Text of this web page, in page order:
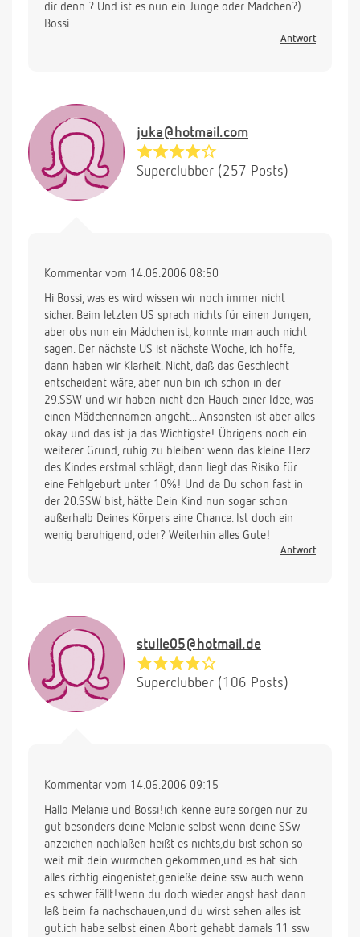
dir denn ? Und ist es nun ein Junge oder Mädchen?)
Bossi
Antwort
juka@hotmail.com
Superclubber (257 Posts)
Kommentar vom 14.06.2006 08:50
Hi Bossi, was es wird wissen wir noch immer nicht
sicher. Beim letzten US sprach nichts für einen Jungen,
aber obs nun ein Mädchen ist, konnte man auch nicht
sagen. Der nächste US ist nächste Woche, ich hoffe,
dann haben wir Klarheit. Nicht, daß das Geschlecht
entscheident wäre, aber nun bin ich schon in der
29.SSW und wir haben nicht den Hauch einer Idee, was
einen Mädchennamen angeht... Ansonsten ist aber alles
okay und das ist ja das Wichtigste! Übrigens noch ein
weiterer Grund, ruhig zu bleiben: wenn das kleine Herz
des Kindes erstmal schlägt, dann liegt das Risiko für
eine Fehlgeburt unter 10%! Und da Du schon fast in
der 20.SSW bist, hätte Dein Kind nun sogar schon
außerhalb Deines Körpers eine Chance. Ist doch ein
wenig beruhigend, oder? Weiterhin alles Gute!
Antwort
stulle05@hotmail.de
Superclubber (106 Posts)
Kommentar vom 14.06.2006 09:15
Hallo Melanie und Bossi!ich kenne eure sorgen nur zu
gut besonders deine Melanie selbst wenn deine SSw
anzeichen nachlaßen heißt es nichts,du bist schon so
weit mit dein würmchen gekommen,und es hat sich
alles richtig eingenistet,genieße deine ssw auch wenn
es schwer fällt!wenn du doch wieder angst hast dann
laß beim fa nachschauen,und du wirst sehen alles ist
gut.ich habe selbst einen Abort gehabt damals 11 ssw